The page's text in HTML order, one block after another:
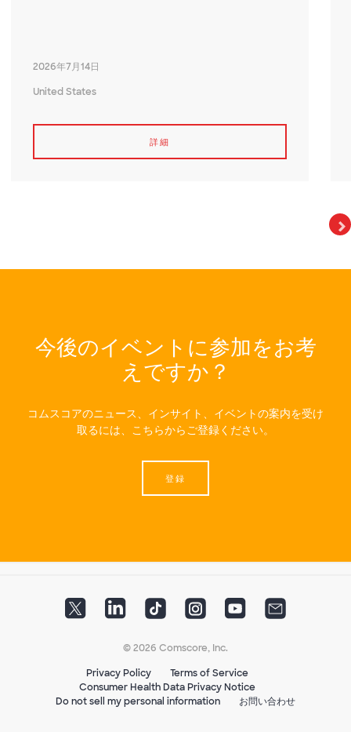
2026年7月14日
United States
詳細
今後のイベントに参加をお考
えですか？
コムスコアのニュース、インサイト、イベントの案内を受け
取るには、こちらからご登録ください。
登録
© 2026 Comscore, Inc.
Privacy Policy
Terms of Service
Consumer Health Data Privacy Notice
Do not sell my personal information
お問い合わせ